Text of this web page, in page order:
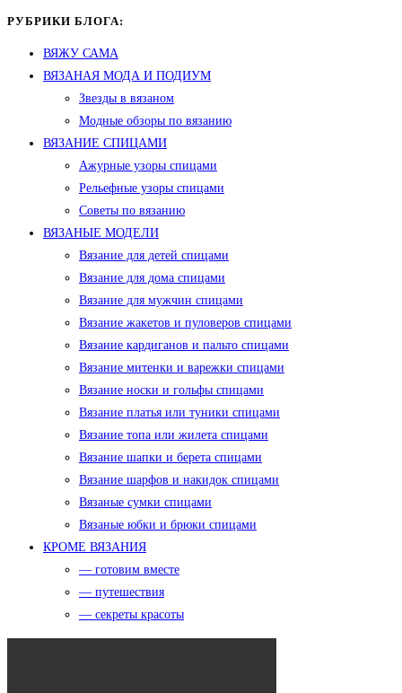
РУБРИКИ БЛОГА:
ВЯЖУ САМА
ВЯЗАНАЯ МОДА И ПОДИУМ
Звезды в вязаном
Модные обзоры по вязанию
ВЯЗАНИЕ СПИЦАМИ
Ажурные узоры спицами
Рельефные узоры спицами
Советы по вязанию
ВЯЗАНЫЕ МОДЕЛИ
Вязание для детей спицами
Вязание для дома спицами
Вязание для мужчин спицами
Вязание жакетов и пуловеров спицами
Вязание кардиганов и пальто спицами
Вязание митенки и варежки спицами
Вязание носки и гольфы спицами
Вязание платья или туники спицами
Вязание топа или жилета спицами
Вязание шапки и берета спицами
Вязание шарфов и накидок спицами
Вязаные сумки спицами
Вязаные юбки и брюки спицами
КРОМЕ ВЯЗАНИЯ
— готовим вместе
— путешествия
— секреты красоты